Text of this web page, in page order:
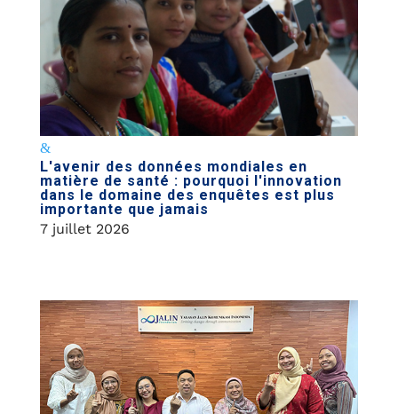
L'avenir des données mondiales en
matière de santé : pourquoi l'innovation
dans le domaine des enquêtes est plus
importante que jamais
7 juillet 2026